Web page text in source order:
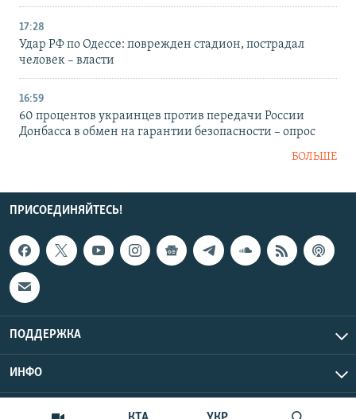
17:28
Удар РФ по Одессе: поврежден стадион, пострадал
человек – власти
16:59
60 процентов украинцев против передачи России
Донбасса в обмен на гарантии безопасности – опрос
БОЛЬШЕ
ПРИСОЕДИНЯЙТЕСЬ!
ПОДДЕРЖКА
ИНФО
Copyright Крым.Реалии, 2026 | Все права защищены.
UTC+3